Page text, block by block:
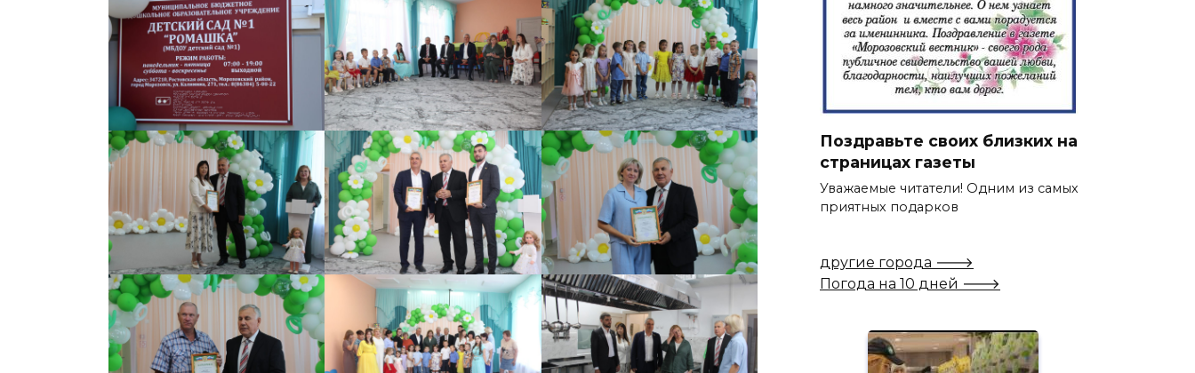
Поздравьте своих близких на
страницах газеты
Уважаемые читатели! Одним из самых
приятных подарков
другие города 🡒
Погода на 10 дней 🡒